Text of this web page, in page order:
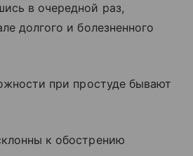
в очередной раз,
долгого и болезненного
при простуде бывают
к обострению